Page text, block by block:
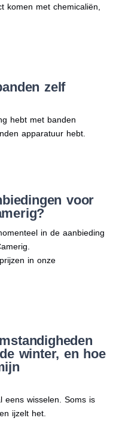
komen met chemicaliën,
zelf
hebt met banden
apparatuur hebt.
voor
in de aanbieding
in onze
winter, en hoe
eens wisselen. Soms is
ijzelt het.